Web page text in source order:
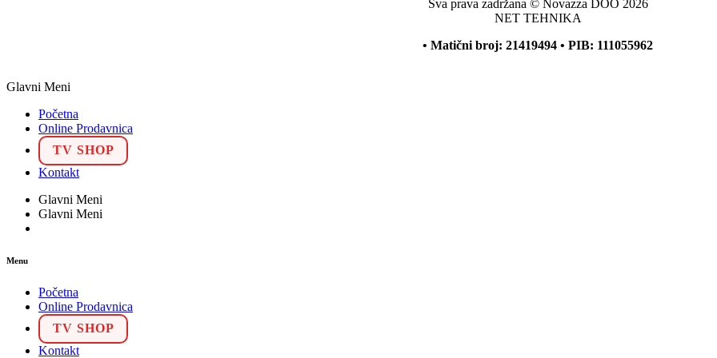
Sva prava zadržana © Novazza DOO 2026
NET TEHNIKA
• Matični broj: 21419494 • PIB: 111055962
Glavni Meni
Početna
Online Prodavnica
TV SHOP
Kontakt
Glavni Meni
Glavni Meni
Menu
Početna
Online Prodavnica
TV SHOP
Kontakt